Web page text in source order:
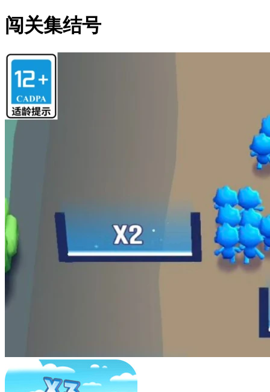
闯关集结号